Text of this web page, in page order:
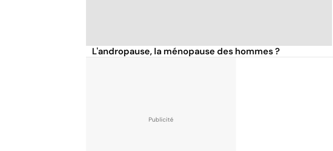
L'andropause, la ménopause des hommes ?